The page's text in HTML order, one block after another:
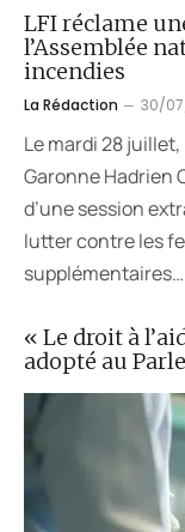
« Le droit à
adopté au
LFI réclame
l’Assemblée
incendies
La Rédaction 30/
Le mardi 28
Garonne Hadrien
d’une session
lutter contre les
supplémentaires…